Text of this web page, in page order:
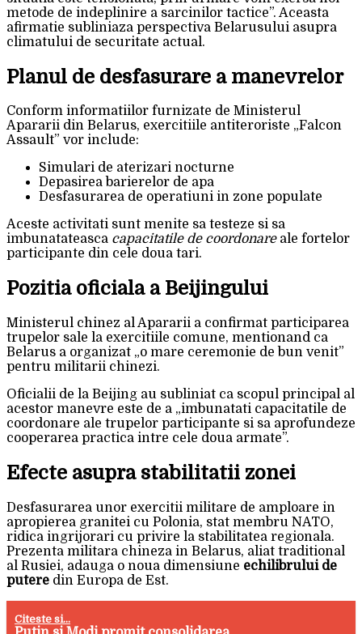
metode de indeplinire a sarcinilor tactice”. Aceasta
afirmatie subliniaza perspectiva Belarusului asupra
climatului de securitate actual.
Planul de desfasurare a manevrelor
Conform informatiilor furnizate de Ministerul
Apararii din Belarus, exercitiile antiteroriste „Falcon
Assault” vor include:
Simulari de aterizari nocturne
Depasirea barierelor de apa
Desfasurarea de operatiuni in zone populate
Aceste activitati sunt menite sa testeze si sa
imbunatateasca capacitatile de coordonareale fortelor
participante din cele doua tari.
Pozitia oficiala a Beijingului
Ministerul chinez al Apararii a confirmat participarea
trupelor sale la exercitiile comune, mentionand ca
Belarus a organizat „o mare ceremonie de bun venit”
pentru militarii chinezi.
Oficialii de la Beijing au subliniat ca scopul principal al
acestor manevre este de a „imbunatati capacitatile de
coordonare ale trupelor participante si sa aprofundeze
cooperarea practica intre cele doua armate”.
Efecte asupra stabilitatii zonei
Desfasurarea unor exercitii militare de amploare in
apropierea granitei cu Polonia, stat membru NATO,
ridica ingrijorari cu privire la stabilitatea regionala.
Prezenta militara chineza in Belarus, aliat traditional
al Rusiei, adauga o noua dimensiune echilibrului de
putere din Europa de Est.
Citeste si...